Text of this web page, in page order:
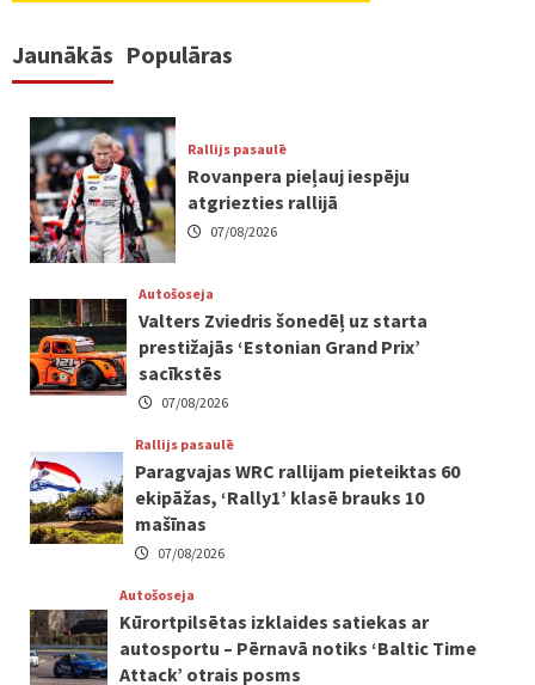
Jaunākās Populāras
Rallijs pasaulē
Rovanpera pieļauj iespēju
atgriezties rallijā
07/08/2026
Autošoseja
Valters Zviedris šonedēļ uz starta
prestižajās ‘Estonian Grand Prix’
sacīkstēs
07/08/2026
Rallijs pasaulē
Paragvajas WRC rallijam pieteiktas 60
ekipāžas, ‘Rally1’ klasē brauks 10
mašīnas
07/08/2026
Autošoseja
Kūrortpilsētas izklaides satiekas ar
autosportu – Pērnavā notiks ‘Baltic Time
Attack’ otrais posms